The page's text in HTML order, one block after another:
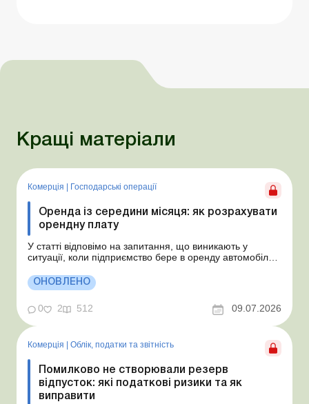
Кращі матеріали
Комерція Господарські операції
Оренда із середини місяця: як розрахувати
орендну плату
У статті відповімо на запитання, що виникають у
ситуації, коли підприємство бере в оренду автомобіль у
місяця. Підприємство орендує у фізособи автомобіль з
15.07.2026. Згідно з умовами договору орендна плата
становить 4 000 грн на місяць. Виникла...
ОНОВЛЕНО
0 2 512 09.07.2026
Комерція | Облік, податки та звiтнiсть
Помилково не створювали резерв
відпусток: які податкові ризики та як
виправити